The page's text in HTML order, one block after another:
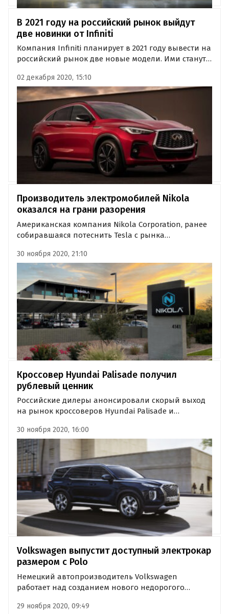
В 2021 году на российский рынок выйдут
две новинки от Infiniti
Компания Infiniti планирует в 2021 году вывести на
российский рынок две новые модели. Ими станут
купеобразный кроссовер Infiniti QX55.
02 декабря 2020, 15:10
Производитель электромобилей Nikola
оказался на грани разорения
Американская компания Nikola Corporation, ранее
собиравшаяся потеснить Tesla с рынка
Угроза разорения нависла над стартапом после
пересмотра договора с General Motors, сообщает
Bloomberg.
30 ноября 2020, 21:10
Кроссовер Hyundai Palisade получил
рублевый ценник
Российские дилеры анонсировали скорый выход
на рынок кроссоверов Hyundai Palisade и
комплектациях. Российским покупателям эти
вседорожники предложат в четырёх исполнениях,
включая спецверсию Cosmos.
30 ноября 2020, 16:00
Volkswagen выпустит доступный электрокар
размером с Polo
Немецкий автопроизводитель Volkswagen
работает над созданием нового недорогого
«зеленой» новинки не превысит 25 000 евро,
29 ноября 2020, 09:49